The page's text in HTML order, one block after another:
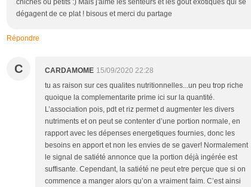
chiches ou petits :) Mais j'aime les senteurs et les goût exotiques qui se
dégagent de ce plat ! bisous et merci du partage
Répondre
C CARDAMOME 15/09/2020 22:28
tu as raison sur ces qualites nutritionnelles...un peu trop riche
quoique la complementarite prime ici sur la quantité.
L’association pois, pdt et riz permet d augmenter les divers
nutriments et on peut se contenter d’une portion normale, en
rapport avec les dépenses energetiques fournies, donc les
besoins en apport et non les envies de se gaver! Normalement
le signal de satiété annonce que la portion déjà ingérée est
suffisante. Cependant, la satiété ne peut etre perçue que si on
commence a manger alors qu’on a vraiment faim. C’est ainsi